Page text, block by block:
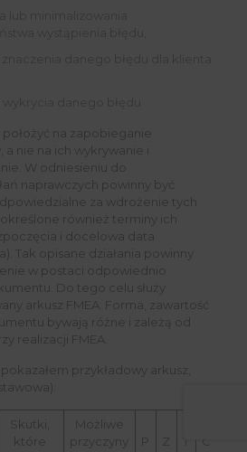
położyć na zapobieganie
a nie na ich wykrywanie i
W odniesieniu do
naprawczych powinny być
za wdrożenie tych
określone również terminy ich
i docelowa data
Tak opisane działania powinny
w postaci odpowiednio
Do tego celu służy
arkusz FMEA. Forma, zawartość
bywają różne i zależą od
realizacji FMEA.
przykładowy arkusz,
Skutki,
które
Możliwe
przyczyny
P Z